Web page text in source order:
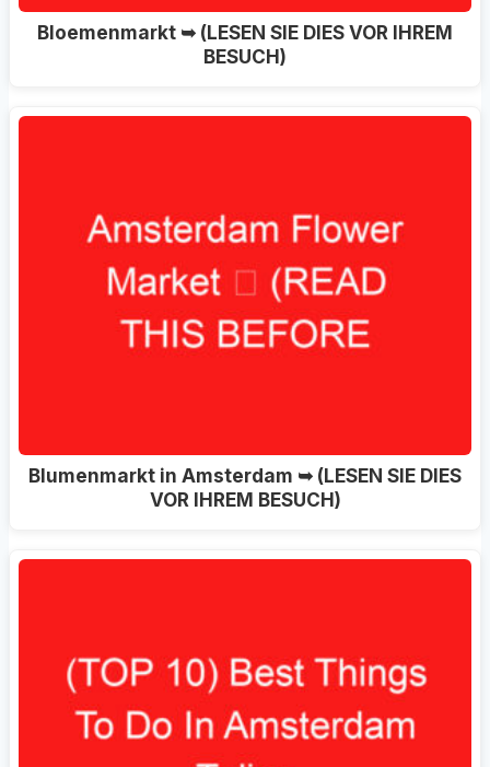
Bloemenmarkt ➥ (LESEN SIE DIES VOR IHREM
BESUCH)
Blumenmarkt in Amsterdam ➥ (LESEN SIE DIES
VOR IHREM BESUCH)